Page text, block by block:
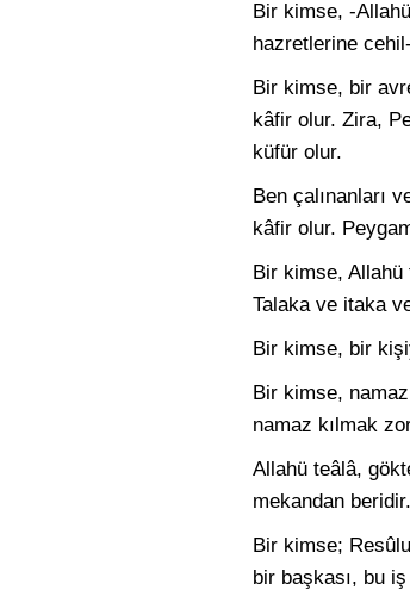
Bir kimse, -
hazretlerine
Bir kimse, bir
kâfir olur. Zira,
küfür olur.
Ben çalınanları
kâfir olur.
Bir kimse,
Talaka ve itaka
Bir kimse, bir
Bir kimse,
namaz kılmak
Allahü teâlâ,
mekandan
Bir kimse;
bir başkası, bu